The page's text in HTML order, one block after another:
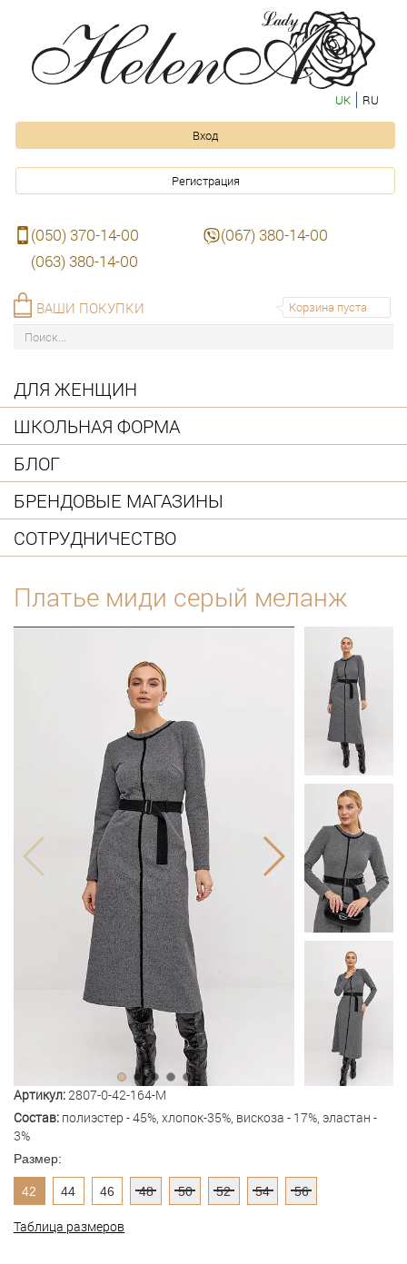
UK RU
Вход
Регистрация
(050) 370-14-00
(067) 380-14-00
(063) 380-14-00
Корзина пуста
ВАШИ ПОКУПКИ
ДЛЯ ЖЕНЩИН
ШКОЛЬНАЯ ФОРМА
БЛОГ
БРЕНДОВЫЕ МАГАЗИНЫ
СОТРУДНИЧЕСТВО
Платье миди серый меланж
Артикул:2807-0-42-164-M
Состав: полиэстер - 45%, хлопок-35%, вискоза - 17%, эластан -
3%
Размер:
42 44 46 48 50 52 54 56
Таблица размеров